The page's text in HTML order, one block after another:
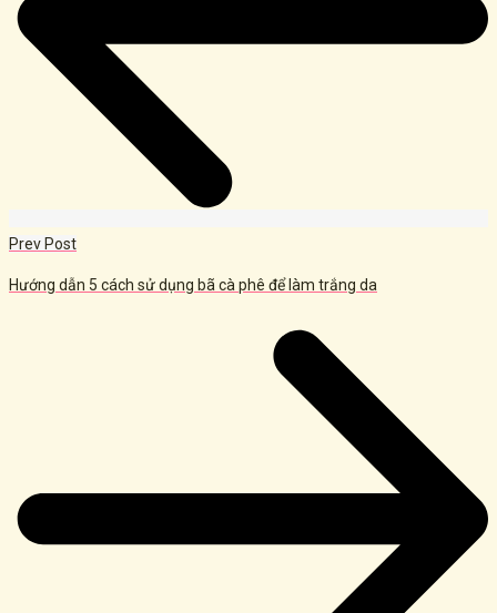
Prev Post
Hướng dẫn 5 cách sử dụng bã cà phê để làm trắng da